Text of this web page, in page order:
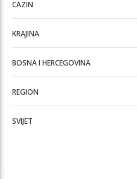
CAZIN
KRAJINA
BOSNA I HERCEGOVINA
REGION
SVIJET